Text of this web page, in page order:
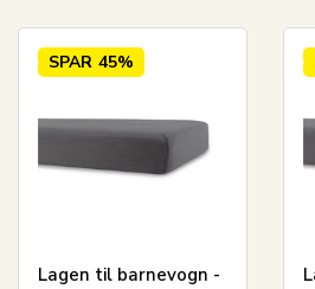
SPAR 45%
Lagen til barnevogn -